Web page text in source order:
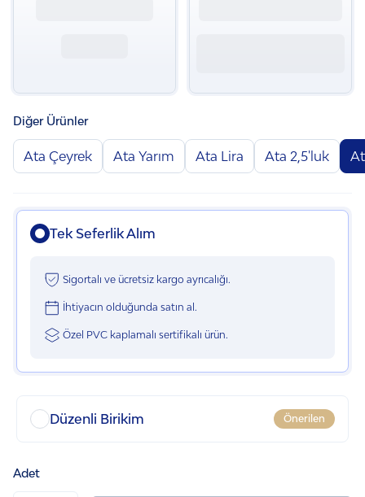
Diğer Ürünler
Ata Çeyrek Ata Yarım Ata Lira Ata 2,5'luk
Tek Seferlik Alım
Sigortalı ve ücretsiz kargo ayrıcalığı.
İhtiyacın olduğunda satın al.
Özel PVC kaplamalı sertifikalı ürün.
Düzenli Birikim Önerilen
Adet